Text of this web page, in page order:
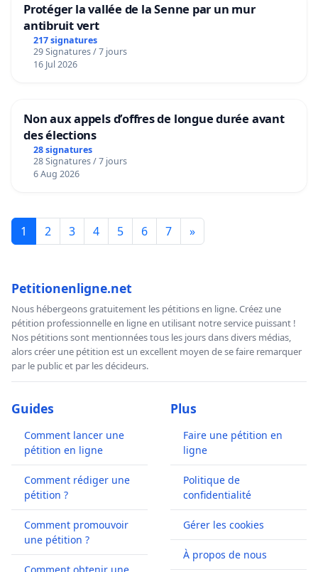
Protéger la vallée de la Senne par un mur
antibruit vert
217 signatures
29 Signatures / 7 jours
16 Jul 2026
Non aux appels d’offres de longue durée avant
des élections
28 signatures
28 Signatures / 7 jours
6 Aug 2026
1 2 3 4 5 6 7 »
Petitionenligne.net
Nous hébergeons gratuitement les pétitions en ligne. Créez une
pétition professionnelle en ligne en utilisant notre service puissant !
Nos pétitions sont mentionnées tous les jours dans divers médias,
alors créer une pétition est un excellent moyen de se faire remarquer
par le public et par les décideurs.
Guides
Comment lancer une
pétition en ligne
Comment rédiger une
pétition ?
Comment promouvoir
une pétition ?
Plus
Faire une pétition en
ligne
Politique de
confidentialité
Gérer les cookies
À propos de nous